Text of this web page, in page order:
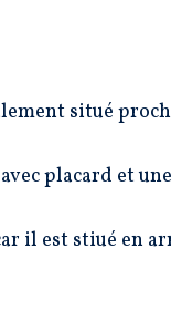
situé
placard et
il est stiué en